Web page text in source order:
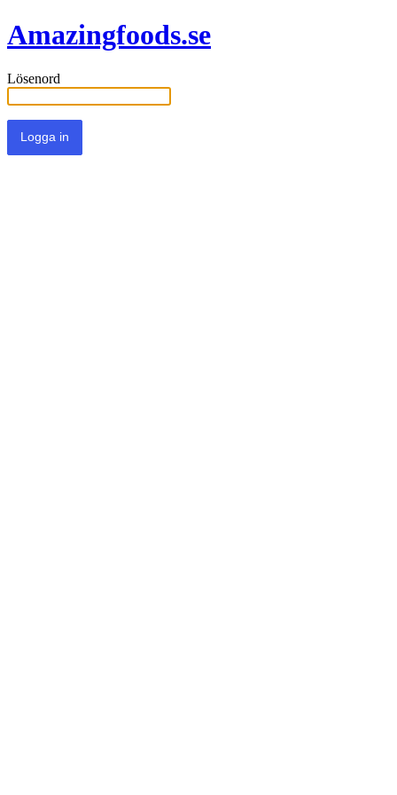
Amazingfoods.se
Lösenord